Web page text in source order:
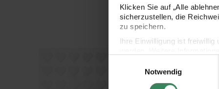
Klicken Sie auf „Alle
sicherzustellen, die
zu speichern.
Ihre Einwilligung ist freiwillig
Impressum
Datenschutz
Notwendig